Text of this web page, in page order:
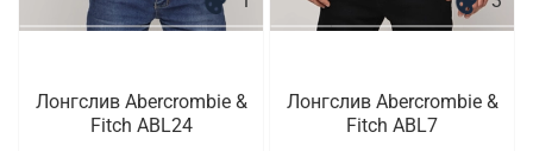
Лонгслив Abercrombie &
Fitch ABL24
Лонгслив Abercrombie &
Fitch ABL7